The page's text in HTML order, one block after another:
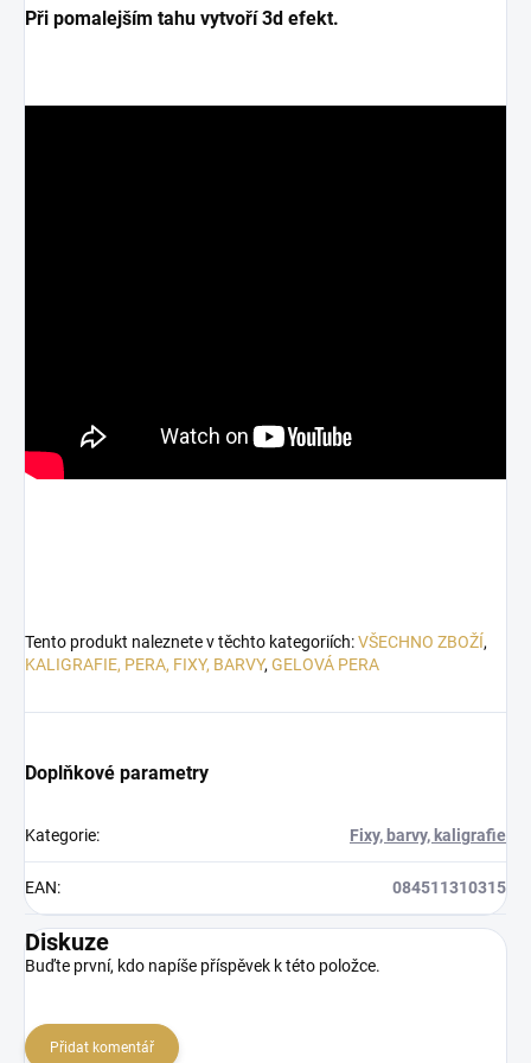
Při pomalejším tahu vytvoří 3d efekt.
Tento produkt naleznete v těchto kategoriích:VŠECHNO ZBOŽÍ,
KALIGRAFIE, PERA, FIXY, BARVY, GELOVÁ PERA
Doplňkové parametry
Kategorie: Fixy, barvy, kaligrafie
EAN: 084511310315
Diskuze
Buďte první, kdo napíše příspěvek k této položce.
Přidat komentář